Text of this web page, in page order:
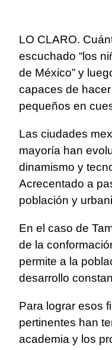
LO CLARO.
escuchado “los
de México” y
capaces de
pequeños en
Las ciudades
mayoría han
dinamismo y
Acrecentado a
población y
En el caso de
de la
permite a la
desarrollo
Para lograr esos
pertinentes han
academia y los